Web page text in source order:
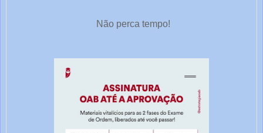
Não perca tempo!